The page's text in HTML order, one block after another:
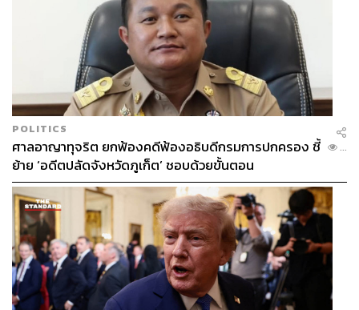
THE STANDARD TEAM
กองบรรณาธิการ THE STANDARD
ABOUT THE PHOTOGRAPHER
ฐานิส สุดโต
บรรณาธิการภาพ ประจำสำนักข่าว THE
POLITICS
ศาลอาญาทุจริต ยกฟ้องคดีฟ้องอธิบดีกรมการปกครอง ชี้
ย้าย ‘อดีตปลัดจังหวัดภูเก็ต’ ชอบด้วยขั้นตอน
...